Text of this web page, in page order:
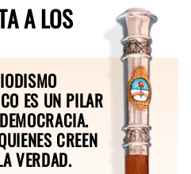
A LOS
ES UN PILAR
CREEN
VERDAD.